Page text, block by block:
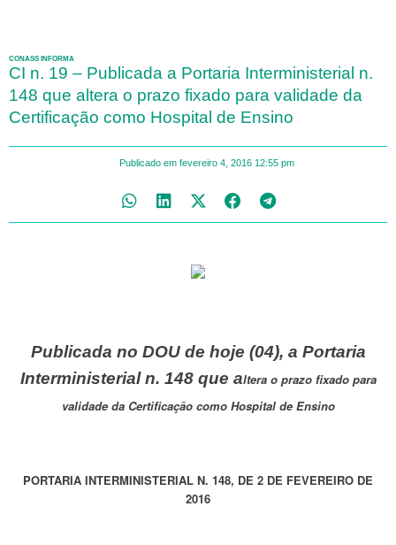
CONASS INFORMA
CI n. 19 – Publicada a Portaria Interministerial n.
148 que altera o prazo fixado para validade da
Certificação como Hospital de Ensino
Publicado em fevereiro 4, 2016 12:55 pm
Publicada no DOU de hoje (04), a Portaria
Interministerial n. 148 que altera o prazo fixado para
validade da Certificação como Hospital de Ensino
PORTARIA INTERMINISTERIAL N. 148, DE 2 DE FEVEREIRO DE
2016